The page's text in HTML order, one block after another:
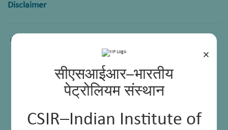
×
सीएसआईआर–भारतीय
पेट्रोलियम संस्थान
CSIR–Indian Institute of
Disclaimer
Comming Soon.